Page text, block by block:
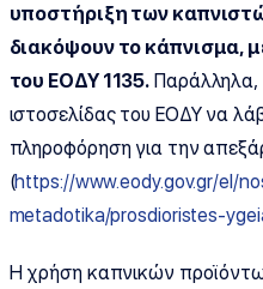
υποστήριξη των
διακόψουν το κάπνισμα,
του ΕΟΔΥ 1135. Παράλληλα,
ιστοσελίδας του ΕΟΔΥ να
πληροφόρηση για την
(https://www.eody.gov.gr/el/
metadotika/prosdioristes-
Η χρήση καπνικών